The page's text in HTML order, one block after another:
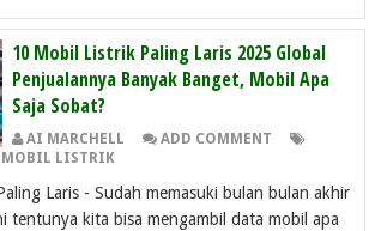
10 Mobil Listrik Paling Laris 2025 Global
Penjualannya Banyak Banget, Mobil Apa
Saja Sobat?
AI MARCHELL
ADD COMMENT
MOBIL LISTRIK
Laris - Sudah memasuki bulan bulan akhir
tentunya kita bisa mengambil data mobil apa